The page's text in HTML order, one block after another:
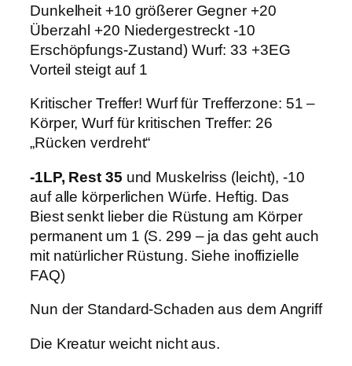
Dunkelheit +10 größerer Gegner +20
Überzahl +20 Niedergestreckt -10
Erschöpfungs-Zustand) Wurf: 33 +3EG
Vorteil steigt auf 1
Kritischer Treffer! Wurf für Trefferzone: 51 –
Körper, Wurf für kritischen Treffer: 26
„Rücken verdreht“
-1LP, Rest 35 und Muskelriss (leicht), -10
auf alle körperlichen Würfe. Heftig. Das
Biest senkt lieber die Rüstung am Körper
permanent um 1 (S. 299 – ja das geht auch
mit natürlicher Rüstung. Siehe inoffizielle
FAQ)
Nun der Standard-Schaden aus dem Angriff
Die Kreatur weicht nicht aus.